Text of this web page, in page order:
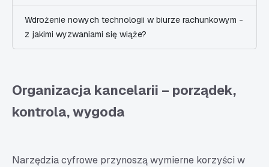
Wdrożenie nowych technologii w biurze rachunkowym -
z jakimi wyzwaniami się wiąże?
Organizacja kancelarii – porządek,
kontrola, wygoda
Narzędzia cyfrowe przynoszą wymierne korzyści w